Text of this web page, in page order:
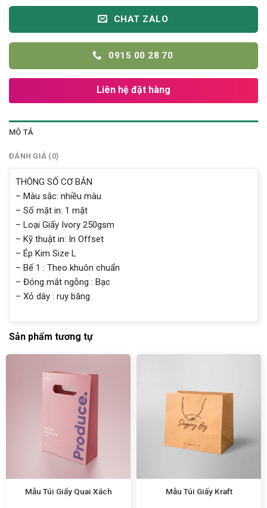
CHAT ZALO
0915 00 28 70
Liên hệ đặt hàng
MÔ TẢ
ĐÁNH GIÁ (0)
THÔNG SỐ CƠ BẢN
– Màu sắc: nhiều màu
– Số mặt in: 1 mặt
– Loại Giấy Ivory 250gsm
– Kỹ thuật in: In Offset
– Ép Kim Size L
– Bế 1 : Theo khuôn chuẩn
– Đóng mắt ngỗng : Bạc
– Xỏ dây : ruy băng
Sản phẩm tương tự
Mẫu Túi Giấy Quai Xách Mẫu Túi Giấy Kraft